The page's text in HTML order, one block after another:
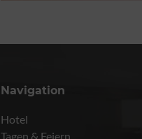
Navigation
Hotel
Tagen & Feiern